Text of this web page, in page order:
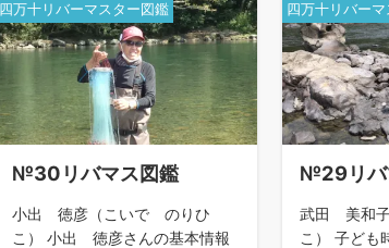
四万十リバーマスター図鑑
№30リバマス図鑑
小出 徳彦（こいで のりひ
こ） 小出 徳彦さんの基本情報
四万十リバー
№29リバ
武田 美和
こ） 子ども